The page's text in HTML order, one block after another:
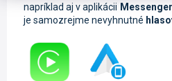
napríklad aj v aplikácii Messenger
je samozrejme nevyhnutné